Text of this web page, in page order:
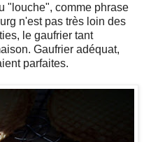
"louche", comme phrase
n'est pas très loin des
le gaufrier tant
Gaufrier adéquat,
parfaites.